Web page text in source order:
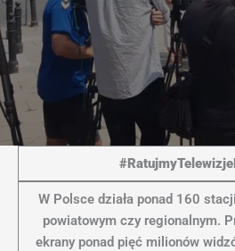
W Polsce działa ponad 160
powiatowym czy regionalnym.
ekrany ponad pięć milionów